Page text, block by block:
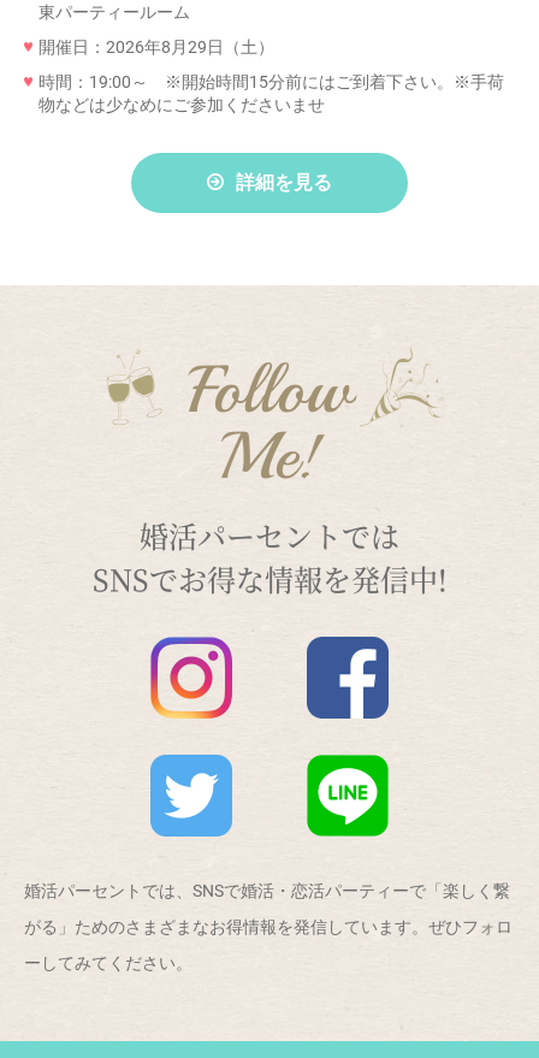
東パーティールーム
開催日：2026年8月29日（土）
時間：19:00～ ※開始時間15分前にはご到着下さい。※手荷
物などは少なめにご参加くださいませ
詳細を見る
Follow
Me!
婚活パーセントでは
SNSでお得な情報を発信中!
婚活パーセントでは、SNSで婚活・恋活パーティーで「楽しく繋
がる」ためのさまざまなお得情報を発信しています。ぜひフォロ
ーしてみてください。